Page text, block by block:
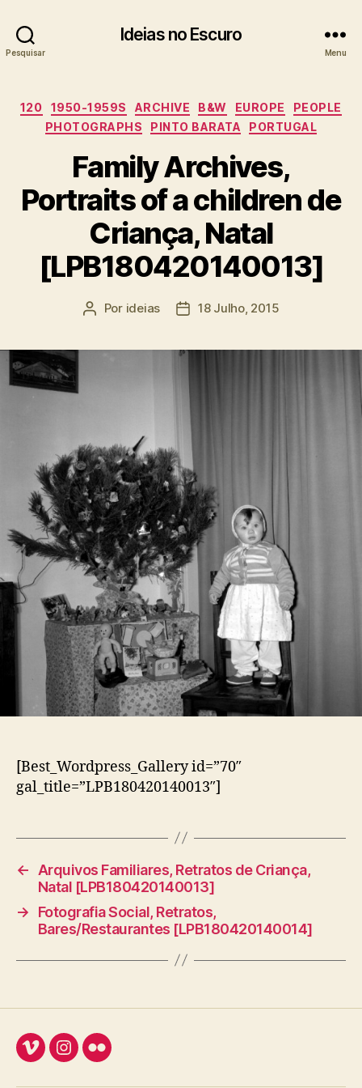
Pesquisar
Ideias no Escuro
Menu
Categorias
120 1950-1959S ARCHIVE B&W EUROPE
PEOPLE
PHOTOGRAPHS
PINTO BARATA PORTUGAL
Family Archives,
Portraits of a children de
Criança, Natal
[LPB180420140013]
Autor
Por ideias
Data18 Julho, 2015
[Best_Wordpress_Gallery id=”70″
gal_title=”LPB180420140013″]
←
Arquivos Familiares, Retratos de Criança,
Natal [LPB180420140013]
→
Fotografia Social, Retratos,
Bares/Restaurantes [LPB180420140014]
VimeoInstagram
Flickr